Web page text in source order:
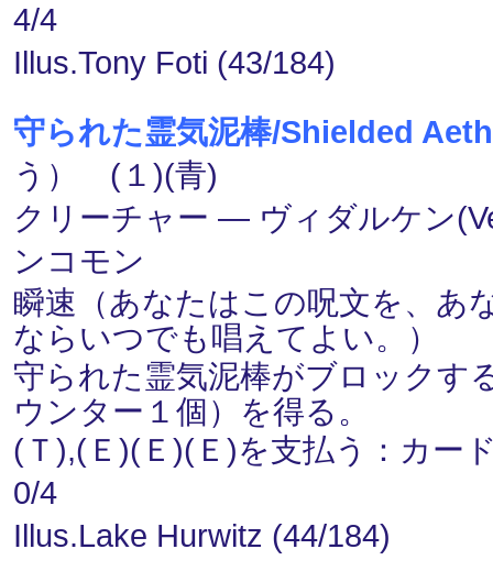
4/4
Illus.Tony Foti (43/184)
守られた霊気泥棒/Shielded
う） (１)(青)
クリーチャー ― ヴィダルケン
ンコモン
瞬速（あなたはこの呪文を、あ
ならいつでも唱えてよい。）
守られた霊気泥棒がブロックす
ウンター１個）を得る。
(Ｔ),(Ｅ)(Ｅ)(Ｅ)を支払う：カー
0/4
Illus.Lake Hurwitz (44/184)